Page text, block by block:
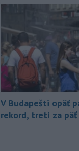
V Budapešti opäť
rekord, tretí za